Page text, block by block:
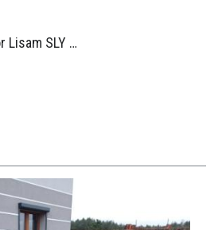
Sekator Lisam SLY / przedłużki 0,5m 1m (Włochy)